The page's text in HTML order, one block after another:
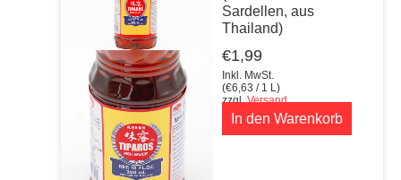
Sardellen, aus
Thailand)
€1,99
Inkl. MwSt.
(€6,63 / 1 L)
zzgl.Versand
In den Warenkorb